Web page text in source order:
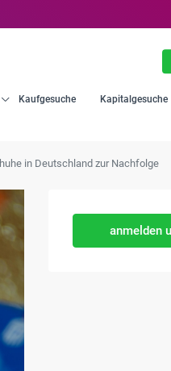
Kaufgesuche Kapitalgesuche
in Deutschland zur Nachfolge
anmelden